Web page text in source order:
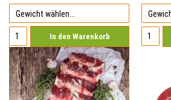
In den Warenkorb